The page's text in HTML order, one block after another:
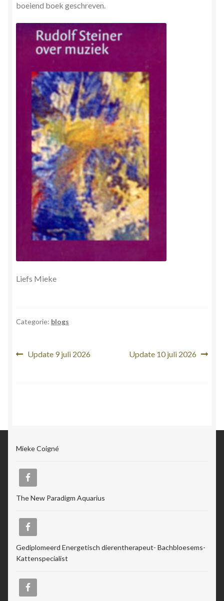
boeiend boek geschreven.
Liefs Mieke
Categorie: blogs
Bericht
Vorig
Update 9 juli 2026
Volgend
Update 10 juli 2026
Mieke Coigné
The New Paradigm Aquarius
Gediplomeerd Energetisch dierentherapeut- Bachbloesems-
Kattenspecialist